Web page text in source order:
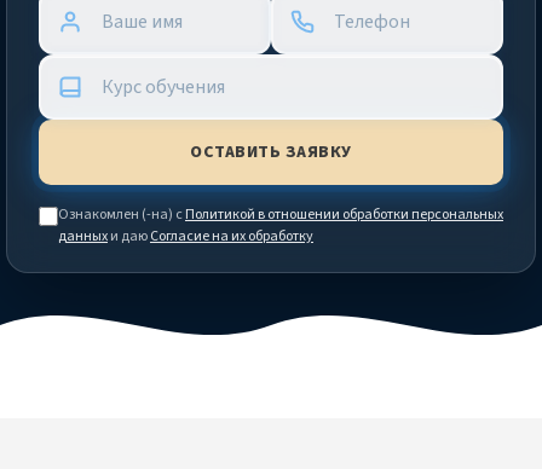
Ознакомлен (-на) сПолитикой в отношении обработки персональных
данныхи даюСогласие на их обработку